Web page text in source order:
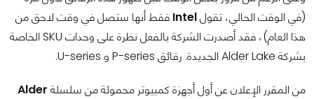
(في الوقت الحالي، تقولIntel فقط أنها ستصل في وقت لاحق من
هذا العام)، فقد أصدرت الشركة بالفعل نظرة على وحدات SKU الخاصة
بشركة Alder Lake الجديدة. رقائق P-series و U-series.
من المقرر الإعلان عن أول أجهزة كمبيوتر محمولة من سلسلة Alder